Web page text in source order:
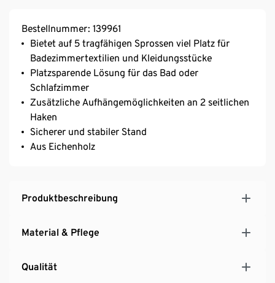
Bestellnummer: 139961
Bietet auf 5 tragfähigen Sprossen viel Platz für
Badezimmertextilien und Kleidungsstücke
Platzsparende Lösung für das Bad oder
Schlafzimmer
Zusätzliche Aufhängemöglichkeiten an 2 seitlichen
Haken
Sicherer und stabiler Stand
Aus Eichenholz
Produktbeschreibung
Material & Pflege
Qualität